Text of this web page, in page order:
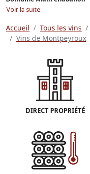
Voir la suite
Accueil Tous les vins
Vins de Montpeyroux
DIRECT PROPRIÉTÉ